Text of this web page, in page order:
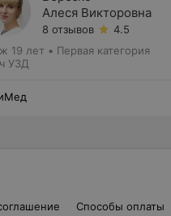
Алеся Викторовна
8 отзывов
4.5
19 лет • Первая категория
УЗД
Способы оплаты